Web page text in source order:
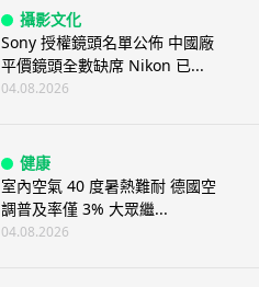
攝影文化
Sony 授權鏡頭名單公佈 中國廠
平價鏡頭全數缺席 Nikon 已...
04.08.2026
健康
室內空氣 40 度暑熱難耐 德國空
調普及率僅 3% 大眾繼...
04.08.2026